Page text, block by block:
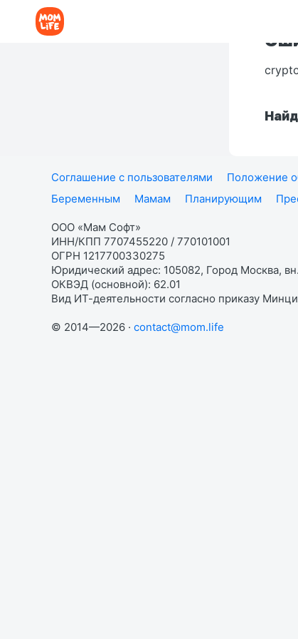
Соглашение с пользователями Положение
Беременным
Мамам Планирующим
ООО «Мам Софт»
ИНН/КПП 7707455220 / 770101001
ОГРН 1217700330275
Юридический адрес: 105082, Город Москва,
ОКВЭД (основной): 62.01
Вид ИТ-деятельности согласно приказу
© 2014—2026 · contact@mom.life